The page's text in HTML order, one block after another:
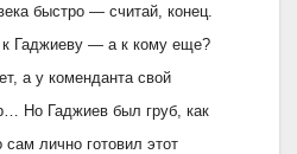
быстро — считай, конец.
Гаджиеву — а к кому еще?
а у коменданта свой
Но Гаджиев был груб, как
лично готовил этот